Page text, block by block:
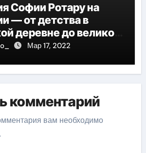
Софии Ротару на
— от детства в
деревне до великой
яркой личной жизни
Мар 17, 2022
комментарий
вам необходимо
.